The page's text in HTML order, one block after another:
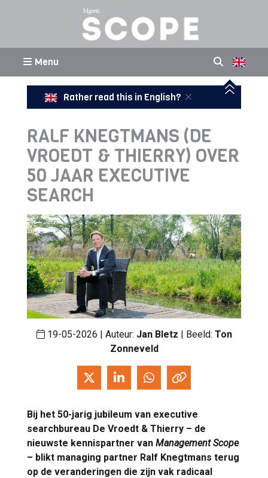
Menu
Rather read this in English?
RALF KNEGTMANS (DE
VROEDT & THIERRY) OVER
50 JAAR EXECUTIVE
SEARCH
19-05-2026 | Auteur: Jan Bletz | Beeld: Ton
Zonneveld
Bij het 50-jarig jubileum van executive
searchbureau De Vroedt & Thierry – de
nieuwste kennispartner van Management Scope
– blikt managing partner Ralf Knegtmans terug
op de veranderingen die zijn vak radicaal